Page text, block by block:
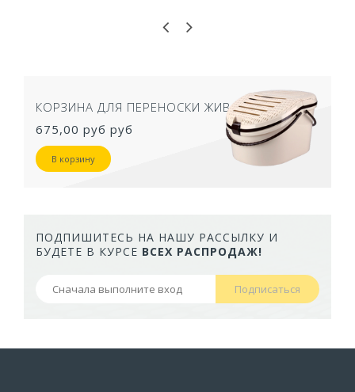
КОРЗИНА ДЛЯ ПЕРЕНОСКИ ЖИВОТНЫХ
675,00 руб руб
В корзину
ПОДПИШИТЕСЬ НА НАШУ РАССЫЛКУ И
БУДЕТЕ В КУРСЕ ВСЕХ РАСПРОДАЖ!
Подписаться